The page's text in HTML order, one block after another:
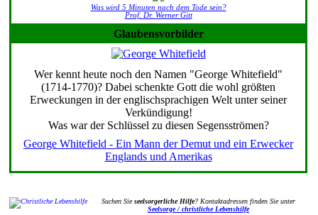
Was wird 5 Minuten nach dem Tode sein?
Prof. Dr. Werner Gitt
Glaubensvorbilder
Wer kennt heute noch den Namen "George Whitefield"
(1714-1770)? Dabei schenkte Gott die wohl größten
Erweckungen in der englischsprachigen Welt unter seiner
Verkündigung!
Was war der Schlüssel zu diesen Segensströmen?
George Whitefield - Ein Mann der Demut und ein Erwecker
Englands und Amerikas
Suchen Sieseelsorgerliche Hilfe? Kontaktadressen finden Sie unter
Seelsorge / christliche Lebenshilfe